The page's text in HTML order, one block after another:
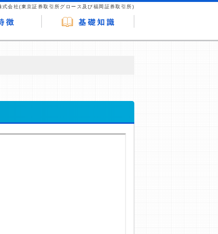
式会社(東京証券取引所グロース及び福岡証券取引所)